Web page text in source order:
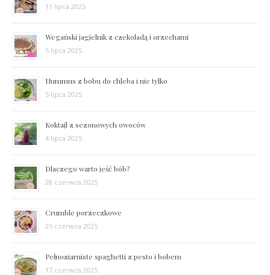
11 lipca 2025
Wegański jagielnik z czekoladą i orzechami
5 lipca 2025
Hummus z bobu do chleba i nie tylko
5 lipca 2025
Koktajl z sezonowych owoców
4 lipca 2025
Dlaczego warto jeść bób?
28 czerwca 2025
Crumble porzeczkowe
25 czerwca 2025
Pełnoziarniste spaghetti z pesto i bobem
17 czerwca 2025